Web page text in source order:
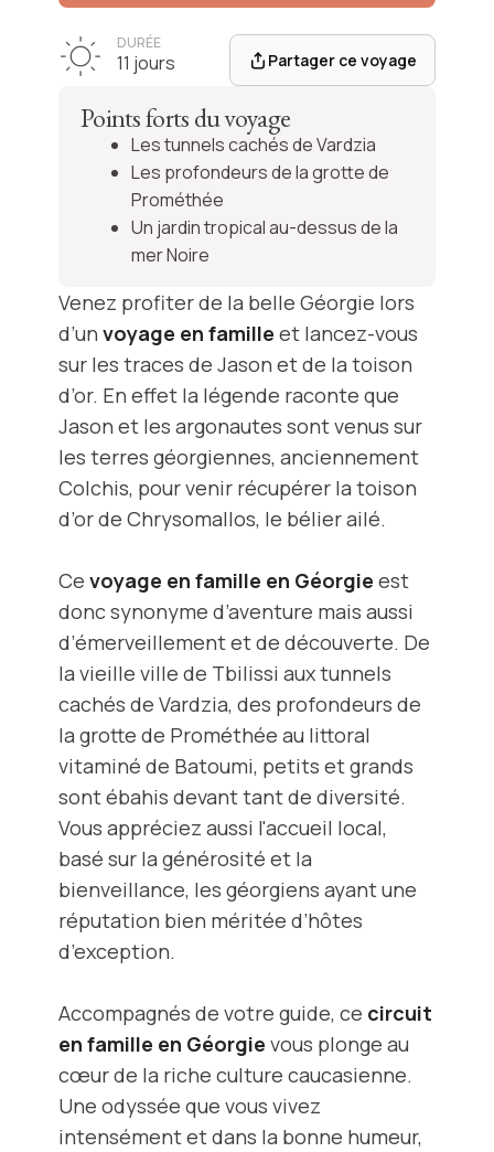
DURÉE
11 jours Partager ce voyage
Points forts du voyage
Les tunnels cachés de Vardzia
Les profondeurs de la grotte de
Prométhée
Un jardin tropical au-dessus de la
mer Noire
Venez profiter de la belle Géorgie lors
d’un voyage en famille et lancez-vous
sur les traces de Jason et de la toison
d’or. En effet la légende raconte que
Jason et les argonautes sont venus sur
les terres géorgiennes, anciennement
Colchis, pour venir récupérer la toison
d’or de Chrysomallos, le bélier ailé.
Ce voyage en famille en Géorgie est
donc synonyme d’aventure mais aussi
d’émerveillement et de découverte. De
la vieille ville de Tbilissi aux tunnels
cachés de Vardzia, des profondeurs de
la grotte de Prométhée au littoral
vitaminé de Batoumi, petits et grands
sont ébahis devant tant de diversité.
Vous appréciez aussi l'accueil local,
basé sur la générosité et la
bienveillance, les géorgiens ayant une
réputation bien méritée d’hôtes
d’exception.
Accompagnés de votre guide, ce circuit
en famille en Géorgie vous plonge au
cœur de la riche culture caucasienne.
Une odyssée que vous vivez
intensément et dans la bonne humeur,